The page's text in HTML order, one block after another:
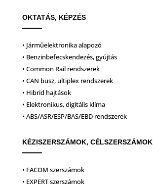
OKTATÁS, KÉPZÉS
• Járműelektronika alapozó
• Benzinbefecskendezés, gyújtás
• Common Rail rendszerek
• CAN busz, ultiplex rendszerek
• Hibrid hajtások
• Elektronikus, digitális klíma
• ABS/ASR/ESP/BAS/EBD rendszerek
KÉZISZERSZÁMOK, CÉLSZERSZÁMOK
• FACOM szerszámok
• EXPERT szerszámok